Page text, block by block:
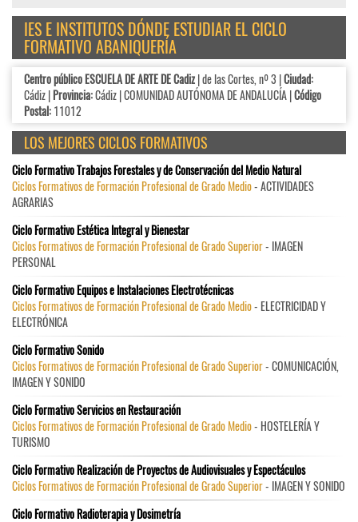
IES E INSTITUTOS DÓNDE ESTUDIAR EL CICLO
FORMATIVO ABANIQUERÍA
Centro público ESCUELA DE ARTE DE Cadiz| de las Cortes, nº 3 |Ciudad:
Cádiz |Provincia:Cádiz | COMUNIDAD AUTÓNOMA DE ANDALUCÍA |Código
Postal:11012
LOS MEJORES CICLOS FORMATIVOS
Ciclo Formativo Trabajos Forestales y de Conservación del Medio Natural
Ciclos Formativos de Formación Profesional de Grado Medio- ACTIVIDADES
AGRARIAS
Ciclo Formativo Estética Integral y Bienestar
Ciclos Formativos de Formación Profesional de Grado Superior- IMAGEN
PERSONAL
Ciclo Formativo Equipos e Instalaciones Electrotécnicas
Ciclos Formativos de Formación Profesional de Grado Medio- ELECTRICIDAD Y
ELECTRÓNICA
Ciclo Formativo Sonido
Ciclos Formativos de Formación Profesional de Grado Superior- COMUNICACIÓN,
IMAGEN Y SONIDO
Ciclo Formativo Servicios en Restauración
Ciclos Formativos de Formación Profesional de Grado Medio- HOSTELERÍA Y
TURISMO
Ciclo Formativo Realización de Proyectos de Audiovisuales y Espectáculos
Ciclos Formativos de Formación Profesional de Grado Superior- IMAGEN Y SONIDO
Ciclo Formativo Radioterapia y Dosimetría